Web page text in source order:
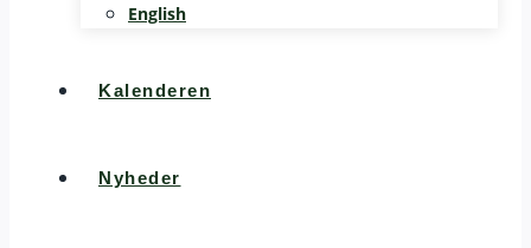
English
Kalenderen
Nyheder